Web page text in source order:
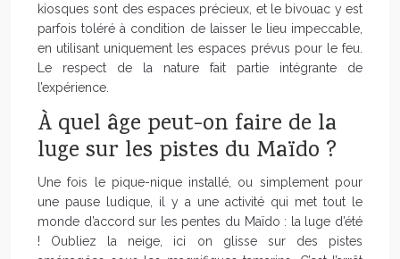
kiosques sont des espaces précieux, et le bivouac y est
parfois toléré à condition de laisser le lieu impeccable,
en utilisant uniquement les espaces prévus pour le feu.
Le respect de la nature fait partie intégrante de
l’expérience.
À quel âge peut-on faire de la
luge sur les pistes du Maïdo ?
Une fois le pique-nique installé, ou simplement pour
une pause ludique, il y a une activité qui met tout le
monde d’accord sur les pentes du Maïdo : la luge d’été
! Oubliez la neige, ici on glisse sur des pistes